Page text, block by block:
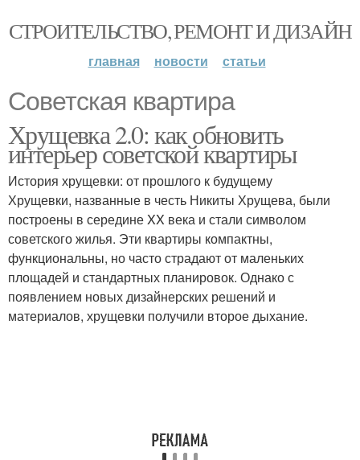
СТРОИТЕЛЬСТВО, РЕМОНТ И ДИЗАЙН
главная новости статьи
Советская квартира
Хрущевка 2.0: как обновить
интерьер советской квартиры
История хрущевки: от прошлого к будущему
Хрущевки, названные в честь Никиты Хрущева, были
построены в середине XX века и стали символом
советского жилья. Эти квартиры компактны,
функциональны, но часто страдают от маленьких
площадей и стандартных планировок. Однако с
появлением новых дизайнерских решений и
материалов, хрущевки получили второе дыхание.